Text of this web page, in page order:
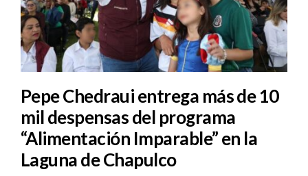
Pepe Chedraui entrega más de 10
mil despensas del programa
“Alimentación Imparable” en la
Laguna de Chapulco